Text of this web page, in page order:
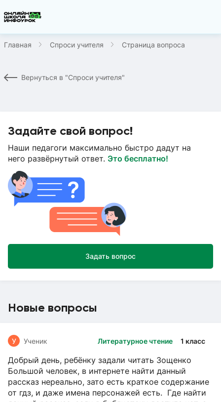
Главная Спроси учителя Страница вопроса
Вернуться в "Спроси учителя"
Задайте свой вопрос!
Наши педагоги максимально быстро дадут на
него развёрнутый ответ. Это бесплатно!
Задать вопрос
Новые вопросы
Литературное чтение 1 класс
У Ученик
Добрый день, ребёнку задали читать Зощенко
Большой человек, в интернете найти данный
рассказ нереально, зато есть краткое содержание
от гдз, и даже имена персонажей есть. Где найти